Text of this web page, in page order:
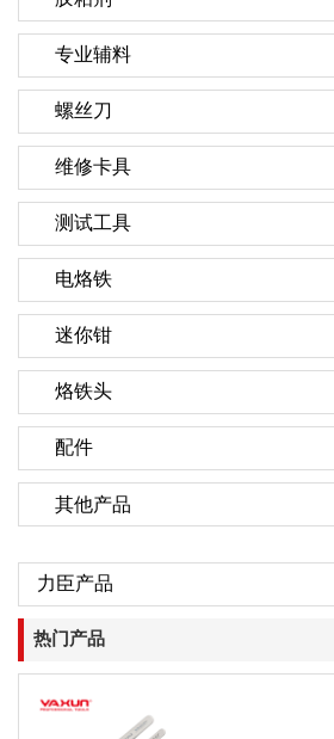
专业辅料
螺丝刀
维修卡具
测试工具
电烙铁
迷你钳
烙铁头
配件
其他产品
力臣产品
热门产品